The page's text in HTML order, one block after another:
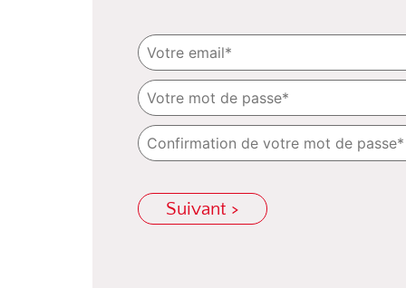
Suivant >